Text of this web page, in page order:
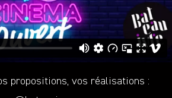
propositions, vos réalisations :